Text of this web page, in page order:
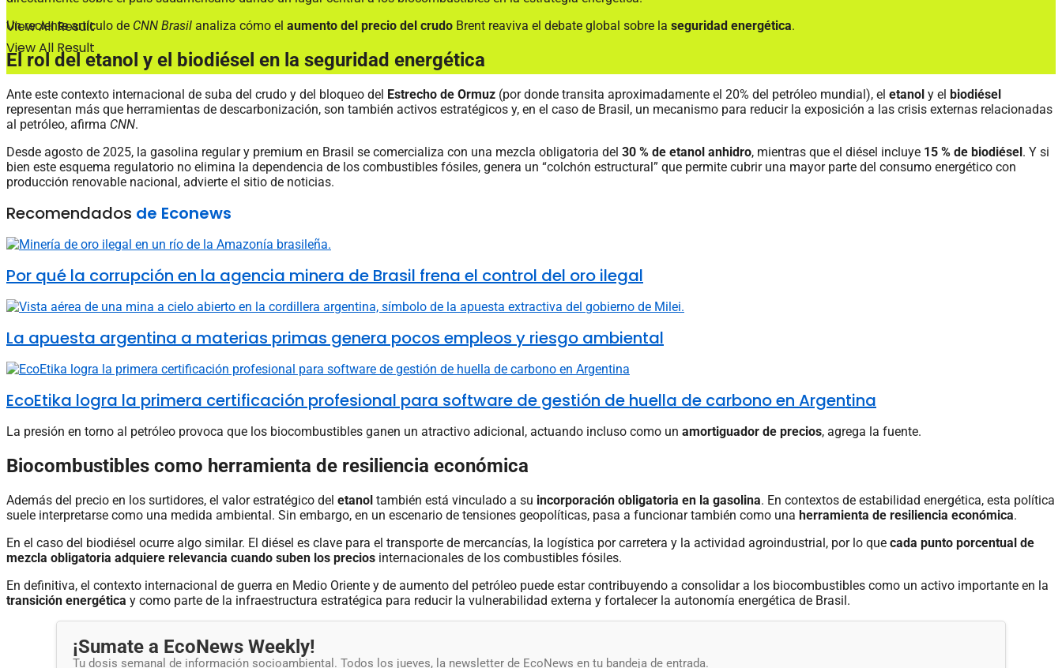
View All Result
View All Result
Un reciente artículo de CNN Brasil analiza cómo el aumento del precio del crudo Brent reaviva el debate global sobre la seguridad energética.
El rol del etanol y el biodiésel en la seguridad energética
Ante este contexto internacional de suba del crudo y del bloqueo del Estrecho de Ormuz (por donde transita aproximadamente el 20% del petróleo mundial), el etanol y el biodiésel
representan más que herramientas de descarbonización, son también activos estratégicos y, en el caso de Brasil, un mecanismo para reducir la exposición a las crisis externas relacionadas
al petróleo, afirma CNN.
Desde agosto de 2025, la gasolina regular y premium en Brasil se comercializa con una mezcla obligatoria del 30 % de etanol anhidro, mientras que el diésel incluye 15 % de biodiésel. Y si
bien este esquema regulatorio no elimina la dependencia de los combustibles fósiles, genera un “colchón estructural” que permite cubrir una mayor parte del consumo energético con
producción renovable nacional, advierte el sitio de noticias.
Recomendados de Econews
Por qué la corrupción en la agencia minera de Brasil frena el control del oro ilegal
La apuesta argentina a materias primas genera pocos empleos y riesgo ambiental
EcoEtika logra la primera certificación profesional para software de gestión de huella de carbono en Argentina
La presión en torno al petróleo provoca que los biocombustibles ganen un atractivo adicional, actuando incluso como un amortiguador de precios, agrega la fuente.
Biocombustibles como herramienta de resiliencia económica
Además del precio en los surtidores, el valor estratégico del etanol también está vinculado a su incorporación obligatoria en la gasolina. En contextos de estabilidad energética, esta política
suele interpretarse como una medida ambiental. Sin embargo, en un escenario de tensiones geopolíticas, pasa a funcionar también como una herramienta de resiliencia económica.
En el caso del biodiésel ocurre algo similar. El diésel es clave para el transporte de mercancías, la logística por carretera y la actividad agroindustrial, por lo que cada punto porcentual de
mezcla obligatoria adquiere relevancia cuando suben los precios internacionales de los combustibles fósiles.
En definitiva, el contexto internacional de guerra en Medio Oriente y de aumento del petróleo puede estar contribuyendo a consolidar a los biocombustibles como un activo importante en la
transición energética y como parte de la infraestructura estratégica para reducir la vulnerabilidad externa y fortalecer la autonomía energética de Brasil.
¡Sumate a EcoNews Weekly!
Tu dosis semanal de información socioambiental. Todos los jueves, la newsletter de EcoNews en tu bandeja de entrada.